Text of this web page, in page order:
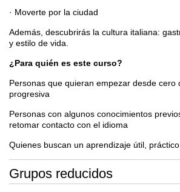
· Moverte por la ciudad
Además, descubrirás la cultura italiana:
y estilo de vida.
¿Para quién es este curso?
Personas que quieran empezar desde cero
progresiva
Personas con algunos conocimientos
retomar contacto con el idioma
Quienes buscan un aprendizaje útil,
Grupos reducidos